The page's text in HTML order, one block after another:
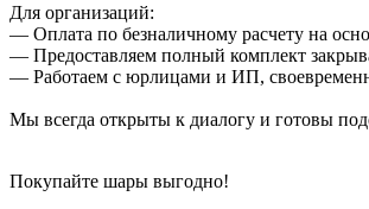
Для организаций:
— Оплата по безналичному расчету на
— Предоставляем полный комплект
— Работаем с юрлицами и ИП,
Мы всегда открыты к диалогу и готовы
Покупайте шары выгодно!